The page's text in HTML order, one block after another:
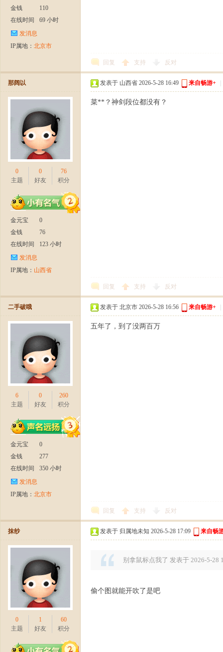
】
日
金钱
110
在线时间
69 小时
发消息
IP属地： 北京市
回复 支持 反对
那阔以
0
主题
0
好友
76
积分
金元宝
0
金钱
76
在线时间
123 小时
发消息
IP属地： 山西省
发表于 山西省 2026-5-28 16:49 来自畅游+
菜**？神剑段位都没有？
回复 支持 反对
二手破哦
6
主题
0
好友
260
积分
金元宝
0
金钱
277
在线时间
350 小时
发消息
IP属地： 北京市
发表于 北京市 2026-5-28 16:56 来自畅游+
五年了，到了没两百万
回复 支持 反对
抹纱
0
主题
1
好友
60
积分
发表于 归属地未知 2026-5-28 17:09 来自畅
别拿鼠标点我了 发表于 2026-5-28
偷个图就能开吹了是吧